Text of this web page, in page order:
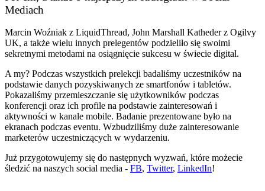
Mediach
Marcin Woźniak z LiquidThread, John Marshall Katheder z Ogilvy
UK, a także wielu innych prelegentów podzieliło się swoimi
sekretnymi metodami na osiągnięcie sukcesu w świecie digital.
A my? Podczas wszystkich prelekcji badaliśmy uczestników na
podstawie danych pozyskiwanych ze smartfonów i tabletów.
Pokazaliśmy przemieszczanie się użytkowników podczas
konferencji oraz ich profile na podstawie zainteresowań i
aktywności w kanale mobile. Badanie prezentowane było na
ekranach podczas eventu. Wzbudziliśmy duże zainteresowanie
marketerów uczestniczących w wydarzeniu.
Już przygotowujemy się do następnych wyzwań, które możecie
śledzić na naszych social media - FB, Twitter, LinkedIn!